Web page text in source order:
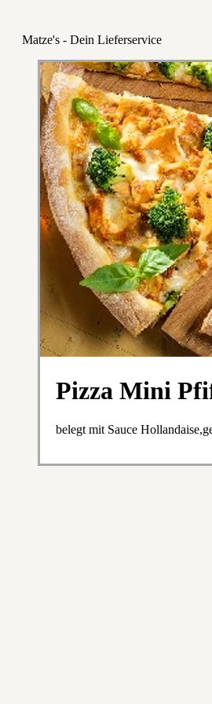
Matze's - Dein Lieferservice
Pizza Mini
belegt mit Sauce